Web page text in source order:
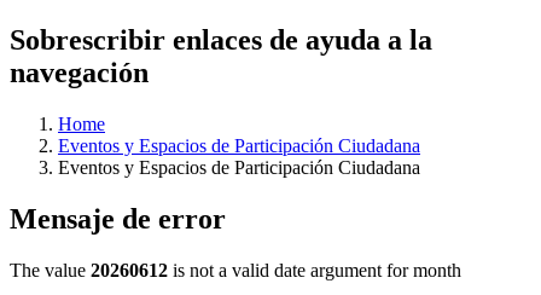
Sobrescribir enlaces de ayuda a la
navegación
Home
Eventos y Espacios de Participación Ciudadana
Eventos y Espacios de Participación Ciudadana
Mensaje de error
The value 20260612 is not a valid date argument for month